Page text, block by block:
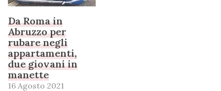
Da Roma in
Abruzzo per
rubare negli
appartamenti,
due giovani in
manette
16 Agosto 2021